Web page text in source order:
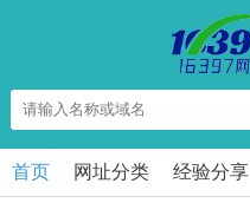
首页 网址分类 经验分享